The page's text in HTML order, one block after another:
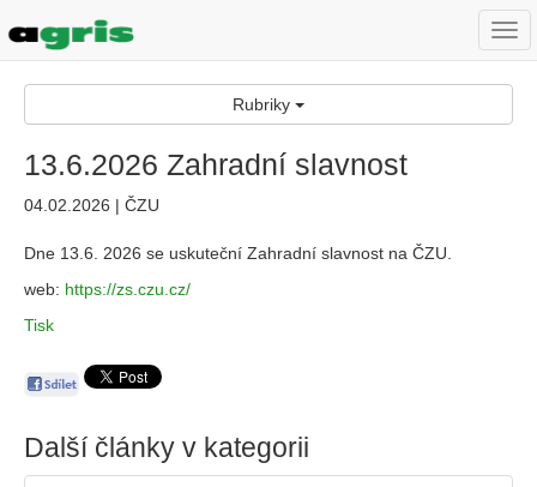
Rubriky
13.6.2026 Zahradní slavnost
04.02.2026 | ČZU
Dne 13.6. 2026 se uskuteční Zahradní slavnost na ČZU.
web: https://zs.czu.cz/
Tisk
Další články v kategorii